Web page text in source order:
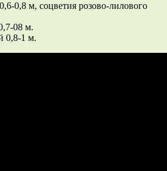
0,8 м, соцветия розово-лилового
08 м.
0,8-1 м.